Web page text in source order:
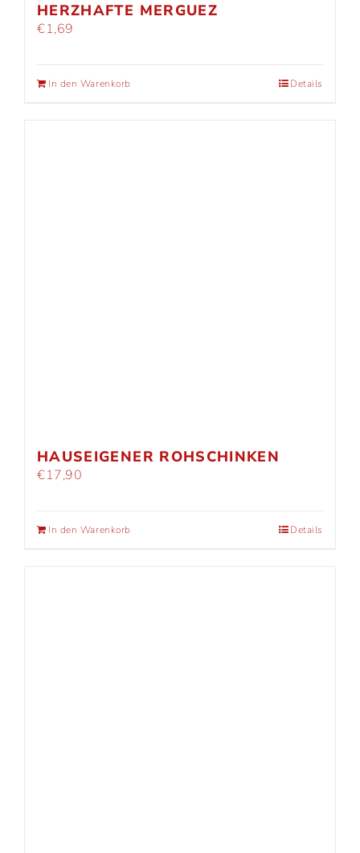
HERZHAFTE MERGUEZ
€1,69
In den Warenkorb Details
HAUSEIGENER ROHSCHINKEN
€17,90
In den Warenkorb Details